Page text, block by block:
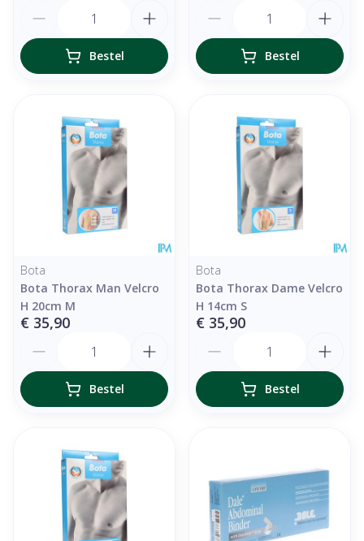
Bestel Bestel
Bota
Bota Thorax Man Velcro
H 20cm M
€ 35,90
Bestel
Bota
Bota Thorax Dame Velcro
H 14cm S
€ 35,90
Bestel